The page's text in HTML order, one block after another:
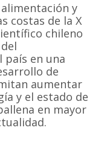
y
costas de la X
chileno
país en una
de
aumentar
y el estado de
en mayor